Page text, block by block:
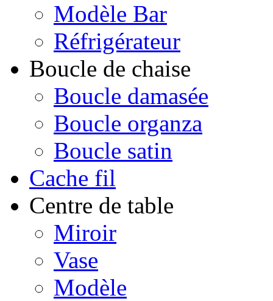
Modèle Bar
Réfrigérateur
Boucle de chaise
Boucle damasée
Boucle organza
Boucle satin
Cache fil
Centre de table
Miroir
Vase
Modèle